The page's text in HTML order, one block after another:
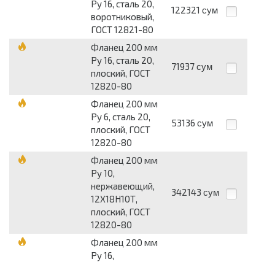
Pу 16, сталь 20,
воротниковый,
ГОСТ 12821-80
122321 сум
Фланец 200 мм
Pу 16, сталь 20,
плоский, ГОСТ
12820-80
71937 сум
Фланец 200 мм
Pу 6, сталь 20,
плоский, ГОСТ
12820-80
53136 сум
Фланец 200 мм
Pу 10,
нержавеющий,
12Х18Н10Т,
плоский, ГОСТ
12820-80
342143 сум
Фланец 200 мм
Pу 16,